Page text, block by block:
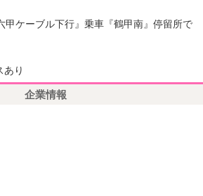
甲ケーブル下行』乗車『鶴甲南』停留所で
あり
企業情報